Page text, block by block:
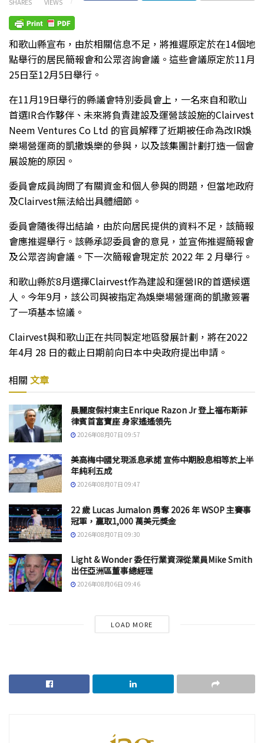
和歌山縣宣布，由於相關信息不足，將推遲原定於在14個地
點舉行的居民簡報會和公眾咨詢會議。這些會議原定於11月
25日至12月5日舉行。
在11月19日舉行的縣議會特別委員會上，一名來自和歌山
首選IR合作夥伴、未來將負責建設及運營該設施的Clairvest
Neem Ventures Co Ltd 的官員解釋了近期被任命為改IR娛
樂場營運商的凱撒娛樂的參與，以及該集團計劃打造一個會
展設施的原因。
委員會成員詢問了有關資金和個人參與的問題，但當地政府
及Clairvest無法給出具體細節。
委員會隨後得出結論，由於向居民提供的資料不足，該簡報
會應推遲舉行。該縣承認委員會的意見，並宣佈推遲簡報會
及公眾咨詢會議。下一次簡報會現定於 2022 年 2 月舉行。
和歌山縣於8月選擇Clairvest作為建設和運營IR的首選候選
人。今年9月，該公司與被指定為娛樂場營運商的凱撒簽署
了一項基本協議。
Clairvest與和歌山正在共同製定地區發展計劃，將在2022
年4月 28 日的截止日期前向日本中央政府提出申請。
相關 文章
晨麗度假村東主Enrique Razon Jr 登上福布斯菲
律賓首富寶座 身家遙遙領先
2026年08月07日 09:57
美高梅中國兌現派息承諾 宣佈中期股息相等於上半
年純利五成
2026年08月07日 09:47
22 歲 Lucas Jumalon 勇奪 2026 年 WSOP 主賽事
冠軍，贏取1,000 萬美元獎金
2026年08月07日 09:30
Light & Wonder 委任行業資深從業員Mike Smith
出任亞洲區董事總經理
2026年08月06日 09:46
LOAD MORE